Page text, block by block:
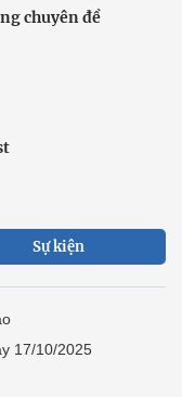
chuyên đề
Sự kiện
17/10/2025